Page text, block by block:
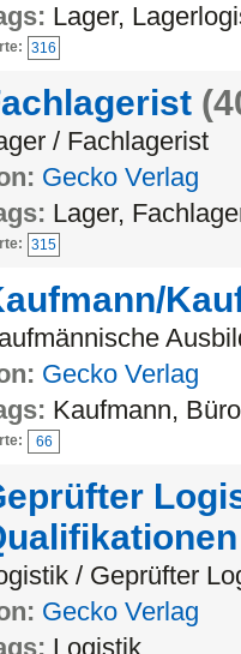
Lager,
316
/ Fachlagerist
Gecko Verlag
Lager,
315
Gecko Verlag
Kaufmann,
66
/ Geprüfter
Gecko Verlag
Logistik